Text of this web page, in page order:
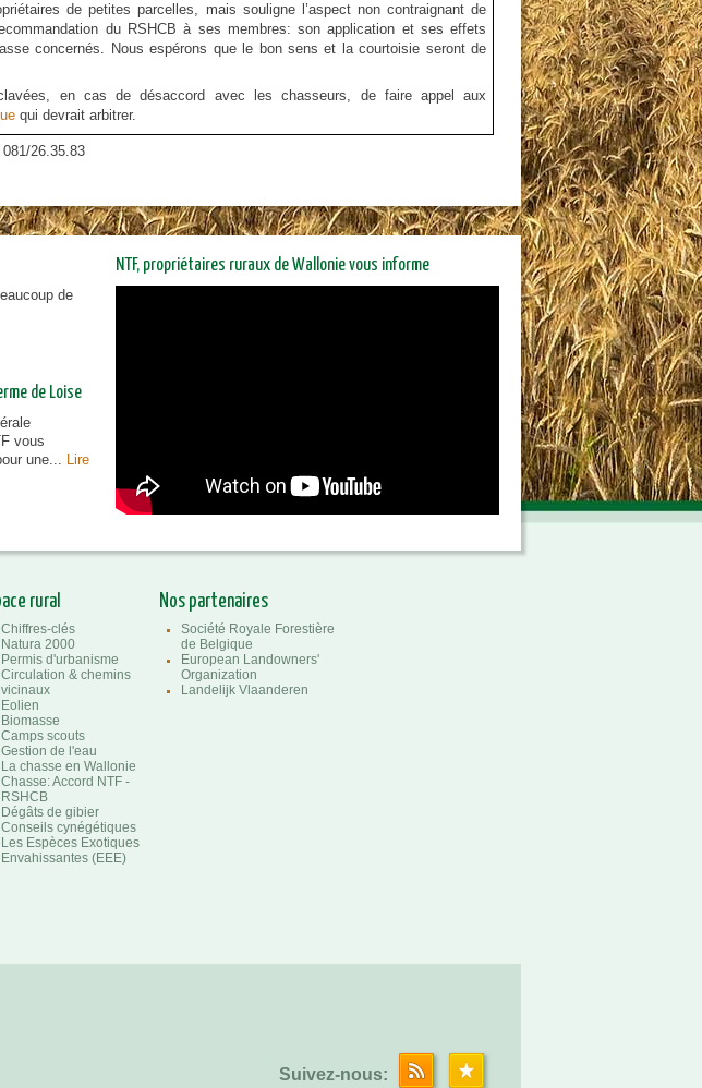
de petites parcelles, mais souligne l’aspect non contraignant de
du RSHCB à ses membres: son application et ses effets
concernés. Nous espérons que le bon sens et la courtoisie seront de
en cas de désaccord avec les chasseurs, de faire appel aux
qui devrait arbitrer.
081/26.35.83
de
de Loise
vous
une... Lire
NTF, propriétaires ruraux de Wallonie vous informe
rural
Chiffres-clés
Natura 2000
Permis d'urbanisme
Circulation & chemins
vicinaux
Eolien
Biomasse
Camps scouts
Gestion de l'eau
La chasse en Wallonie
Chasse: Accord NTF -
RSHCB
Dégâts de gibier
Conseils cynégétiques
Les Espèces Exotiques
Envahissantes (EEE)
Nos partenaires
Société Royale Forestière
de Belgique
European Landowners'
Organization
Landelijk Vlaanderen
Suivez-nous: